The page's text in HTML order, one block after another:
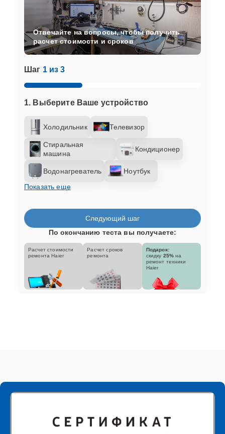
Шаг 1 из 3
1. Выберите Ваше устройство
Холодильник Телевизор
Стиральная
машина
Кондиционер
Водонагреватель
Ноутбук
Показать еще
Отвечайте на вопросы, чтобы получить
расчет стоимости и сроков
Следующий шаг
По окончанию теста вы получаете:
Расчет стоимости
ремонта Haier
Расчет сроков
ремонта
Подарок:
скидку 25% на
ремонт техники
Haier